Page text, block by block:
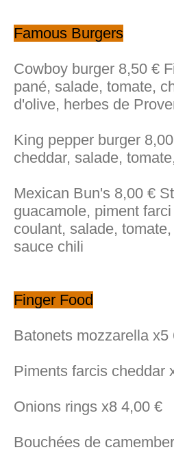
Famous Burgers
Cowboy burger 8,50 €
pané, salade, tomate,
d'olive, herbes de
King pepper burger
cheddar, salade,
Mexican Bun's 8,00 €
guacamole, piment
coulant, salade,
sauce chili
Finger Food
Batonets mozzarella x5
Piments farcis cheddar
Onions rings x8 4,00 €
Bouchées de